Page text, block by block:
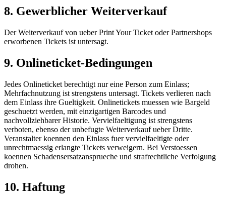
8. Gewerblicher Weiterverkauf
Der Weiterverkauf von ueber Print Your Ticket oder Partnershops
erworbenen Tickets ist untersagt.
9. Onlineticket-Bedingungen
Jedes Onlineticket berechtigt nur eine Person zum Einlass;
Mehrfachnutzung ist strengstens untersagt. Tickets verlieren nach
dem Einlass ihre Gueltigkeit. Onlinetickets muessen wie Bargeld
geschuetzt werden, mit einzigartigen Barcodes und
nachvollziehbarer Historie. Vervielfaeltigung ist strengstens
verboten, ebenso der unbefugte Weiterverkauf ueber Dritte.
Veranstalter koennen den Einlass fuer vervielfaeltigte oder
unrechtmaessig erlangte Tickets verweigern. Bei Verstoessen
koennen Schadensersatzansprueche und strafrechtliche Verfolgung
drohen.
10. Haftung